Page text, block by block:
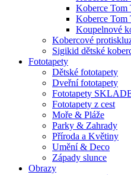
Koberce Tom
Koberce Tom
Koupelnové
Kobercové
Sigikid dětské
Fototapety
Dětské fototapety
Dveřní fototapety
Fototapety
Fototapety z cest
Moře & Pláže
Parky & Zahrady
Příroda a Květiny
Umění & Deco
Západy slunce
Obrazy